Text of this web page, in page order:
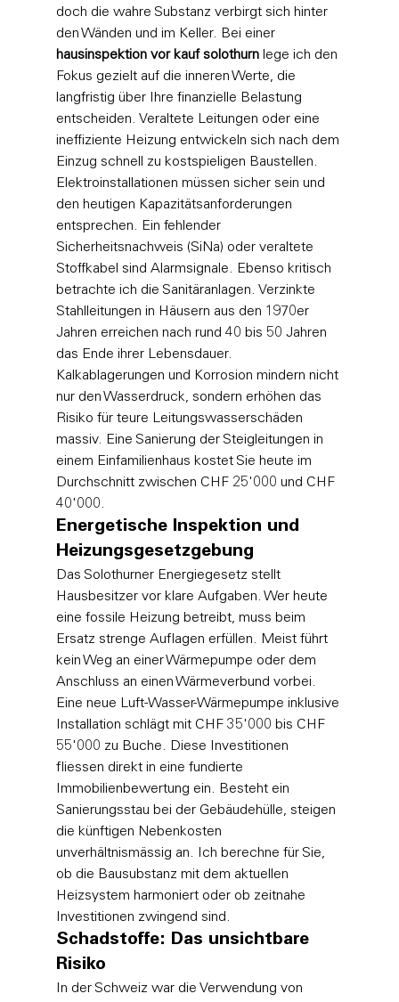
doch die wahre Substanz verbirgt sich hinter
den Wänden und im Keller. Bei einer
hausinspektion vor kauf solothurn lege ich den
Fokus gezielt auf die inneren Werte, die
langfristig über Ihre finanzielle Belastung
entscheiden. Veraltete Leitungen oder eine
ineffiziente Heizung entwickeln sich nach dem
Einzug schnell zu kostspieligen Baustellen.
Elektroinstallationen müssen sicher sein und
den heutigen Kapazitätsanforderungen
entsprechen. Ein fehlender
Sicherheitsnachweis (SiNa) oder veraltete
Stoffkabel sind Alarmsignale. Ebenso kritisch
betrachte ich die Sanitäranlagen. Verzinkte
Stahlleitungen in Häusern aus den 1970er
Jahren erreichen nach rund 40 bis 50 Jahren
das Ende ihrer Lebensdauer.
Kalkablagerungen und Korrosion mindern nicht
nur den Wasserdruck, sondern erhöhen das
Risiko für teure Leitungswasserschäden
massiv. Eine Sanierung der Steigleitungen in
einem Einfamilienhaus kostet Sie heute im
Durchschnitt zwischen CHF 25'000 und CHF
40'000.
Energetische Inspektion und
Heizungsgesetzgebung
Das Solothurner Energiegesetz stellt
Hausbesitzer vor klare Aufgaben. Wer heute
eine fossile Heizung betreibt, muss beim
Ersatz strenge Auflagen erfüllen. Meist führt
kein Weg an einer Wärmepumpe oder dem
Anschluss an einen Wärmeverbund vorbei.
Eine neue Luft-Wasser-Wärmepumpe inklusive
Installation schlägt mit CHF 35'000 bis CHF
55'000 zu Buche. Diese Investitionen
fliessen direkt in eine fundierte
Immobilienbewertung ein. Besteht ein
Sanierungsstau bei der Gebäudehülle, steigen
die künftigen Nebenkosten
unverhältnismässig an. Ich berechne für Sie,
ob die Bausubstanz mit dem aktuellen
Heizsystem harmoniert oder ob zeitnahe
Investitionen zwingend sind.
Schadstoffe: Das unsichtbare
Risiko
In der Schweiz war die Verwendung von